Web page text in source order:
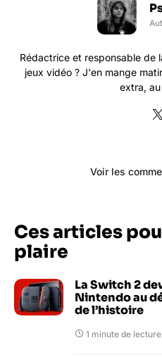
Rédactrice et responsable de
jeux vidéo ? J'en mange
extra,
Voir les
Ces articles
plaire
La Switch 2
Nintendo au
de l’histoire
1 minute de